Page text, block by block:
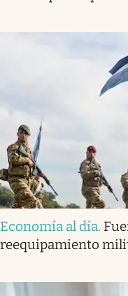
Economía al día.
reequipamiento